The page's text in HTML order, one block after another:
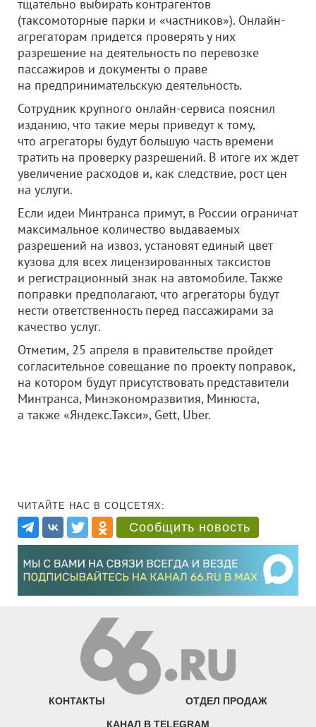
тщательно выбирать контрагентов
(таксомоторные парки и «частников»). Онлайн-
агрегаторам придется проверять у них
разрешение на деятельность по перевозке
пассажиров и документы о праве
на предпринимательскую деятельность.
Сотрудник крупного онлайн-сервиса пояснил
изданию, что такие меры приведут к тому,
что агрегаторы будут большую часть времени
тратить на проверку разрешений. В итоге их ждет
увеличение расходов и, как следствие, рост цен
на услуги.
Если идеи Минтранса примут, в России ограничат
максимальное количество выдаваемых
разрешений на извоз, установят единый цвет
кузова для всех лицензированных таксистов
и регистрационный знак на автомобиле. Также
поправки предполагают, что агрегаторы будут
нести ответственность перед пассажирами за
качество услуг.
Отметим, 25 апреля в правительстве пройдет
согласительное совещание по проекту поправок,
на котором будут присутствовать представители
Минтранса, Минэкономразвития, Минюста,
а также «Яндекс.Такси», Gett, Uber.
ЧИТАЙТЕ НАС В СОЦСЕТЯХ:
Сообщить новость
КОНТАКТЫ ОТДЕЛ ПРОДАЖ
КАНАЛ В TELEGRAM